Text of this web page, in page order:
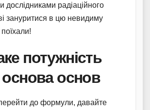
дослідниками радіаційного
зануритися в цю невидиму
потужність
основ
до формули, давайте